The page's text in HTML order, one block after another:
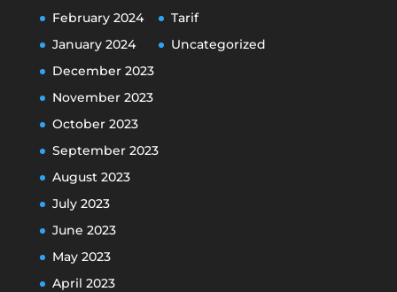
February 2024
January 2024
December 2023
November 2023
October 2023
September 2023
August 2023
July 2023
June 2023
May 2023
April 2023
Tarif
Uncategorized